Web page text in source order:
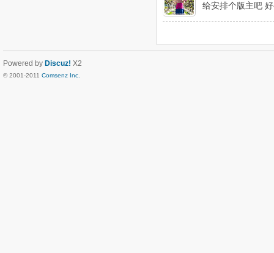
给安排个版主吧
Powered by Discuz! X2
© 2001-2011 Comsenz Inc.